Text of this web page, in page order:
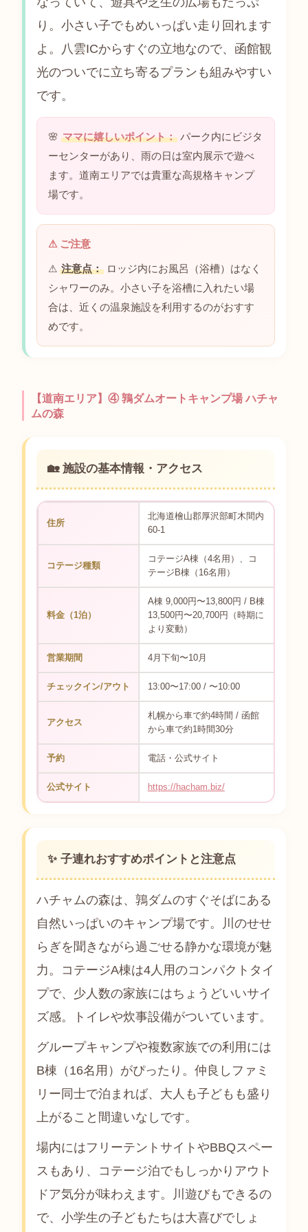
り。小さい子でもめいっぱい走り回れます
よ。八雲ICからすぐの立地なので、函館観
光のついでに立ち寄るプランも組みやすい
です。
🌸 ママに嬉しいポイント：パーク内にビジタ
ーセンターがあり、雨の日は室内展示で遊べ
ます。道南エリアでは貴重な高規格キャンプ
場です。
⚠ 注意点：ロッジ内にお風呂（浴槽）はなく
シャワーのみ。小さい子を浴槽に入れたい場
合は、近くの温泉施設を利用するのがおすす
めです。
【道南エリア】④ 鶉ダムオートキャンプ場 ハチャ
ムの森
🏡 施設の基本情報・アクセス
住所
北海道檜山郡厚沢部町木間内
60-1
コテージ種類
コテージA棟（4名用）、コ
テージB棟（16名用）
料金（1泊）
A棟 9,000円〜13,800円 / B棟
13,500円〜20,700円（時期に
より変動）
営業期間 4月下旬〜10月
チェックイン/アウト 13:00〜17:00 / 〜10:00
アクセス
札幌から車で約4時間 / 函館
から車で約1時間30分
予約 電話・公式サイト
公式サイト https://hacham.biz/
✨ 子連れおすすめポイントと注意点
ハチャムの森は、鶉ダムのすぐそばにある
自然いっぱいのキャンプ場です。川のせせ
らぎを聞きながら過ごせる静かな環境が魅
力。コテージA棟は4人用のコンパクトタイ
プで、少人数の家族にはちょうどいいサイ
ズ感。トイレや炊事設備がついています。
グループキャンプや複数家族での利用には
B棟（16名用）がぴったり。仲良しファミ
リー同士で泊まれば、大人も子どもも盛り
上がること間違いなしです。
場内にはフリーテントサイトやBBQスペー
スもあり、コテージ泊でもしっかりアウト
ドア気分が味わえます。川遊びもできるの
で、小学生の子どもたちは大喜びでしょ